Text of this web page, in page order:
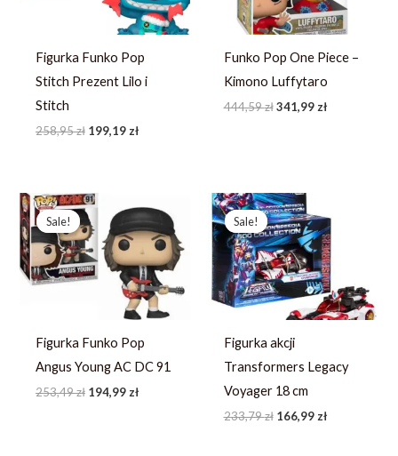
Figurka Funko Pop
Stitch Prezent Lilo i
Stitch
258,95zł 199,19zł
Funko Pop One Piece –
Kimono Luffytaro
444,59zł 341,99zł
Sale!
Sale!
Figurka Funko Pop
Angus Young AC DC 91
253,49zł
Pierwotna
cena
wynosiła:
253,49 zł.
194,99zł
cena
wynosi:
194,99 zł.
Sale!
Sale!
Figurka akcji
Transformers Legacy
Voyager 18 cm
233,79zł
Pierwotna
cena
wynosiła:
233,79 zł.
166,99zł
cena
wynosi:
166,99 zł.